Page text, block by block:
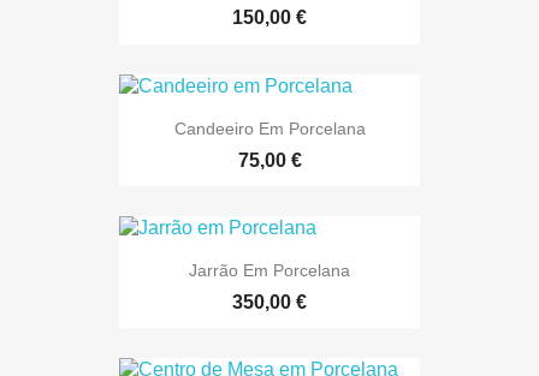
150,00 €
Candeeiro Em Porcelana
75,00 €
Jarrão Em Porcelana
350,00 €